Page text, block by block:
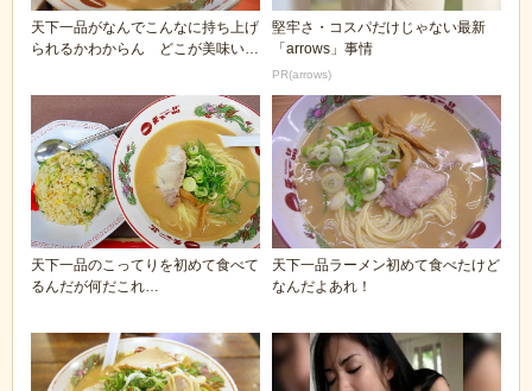
天下一品がなんでこんなに持ち上げ
られるかわからん どこが美味いん
堅牢さ・コスパだけじゃない最新
「arrows」事情
PR(arrows)
天下一品のこってりを初めて食べて
るんだが何だこれ…
天下一品ラーメン初めて食べたけど
なんだよあれ！